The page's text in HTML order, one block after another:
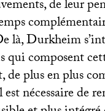
de leur
là, Durkheim
composent
de plus en plus
nécessaire de